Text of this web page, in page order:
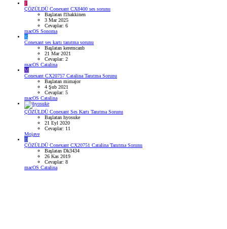
F
ÇÖZÜLDÜ Conexant CX8400 ses sorunu
Başlatan f1hakkinen
3 Mar 2025
Cevaplar: 6
macOS Sonoma
K
Conexant ses kartı tanıtma sorunu
Başlatan keremcanb
21 Mar 2021
Cevaplar: 2
macOS Catalina
M
Conexant CX20757 Catalina Tanıtma Sorunu
Başlatan mimajor
4 Şub 2021
Cevaplar: 5
macOS Catalina
ÇÖZÜLDÜ Conexant Ses Kartı Tanıtma Sorunu
Başlatan hyosuke
21 Eyl 2020
Cevaplar: 11
Mojave
D
ÇÖZÜLDÜ Conexant CX20751 Catalina Tanıtma Sorunu
Başlatan Dk3434
26 Kas 2019
Cevaplar: 8
macOS Catalina